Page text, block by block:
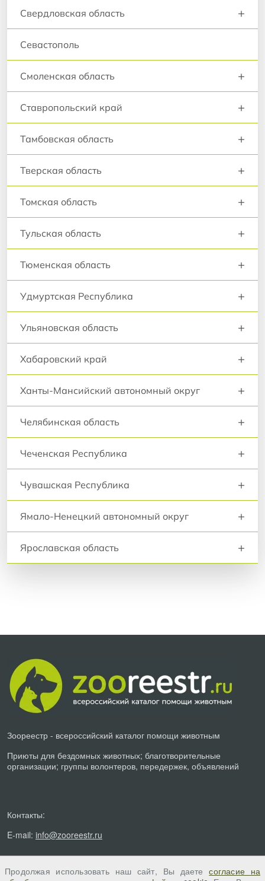
Свердловская область +
Севастополь
Смоленская область +
Ставропольский край +
Тамбовская область +
Тверская область +
Томская область +
Тульская область +
Тюменская область +
Удмуртская Республика +
Ульяновская область +
Хабаровский край +
Ханты-Мансийский автономный округ +
Челябинская область +
Чеченская Республика +
Чувашская Республика +
Ямало-Ненецкий автономный округ +
Ярославская область +
Зоореестр - всероссийский каталог помощи животным
Приюты для бездомных животных; благотворительные
организации; группы волонтеров, передержек, объявлений
Контакты:
E-mail: info@zooreestr.ru
Продолжая использовать наш сайт, Вы даетесогласие на